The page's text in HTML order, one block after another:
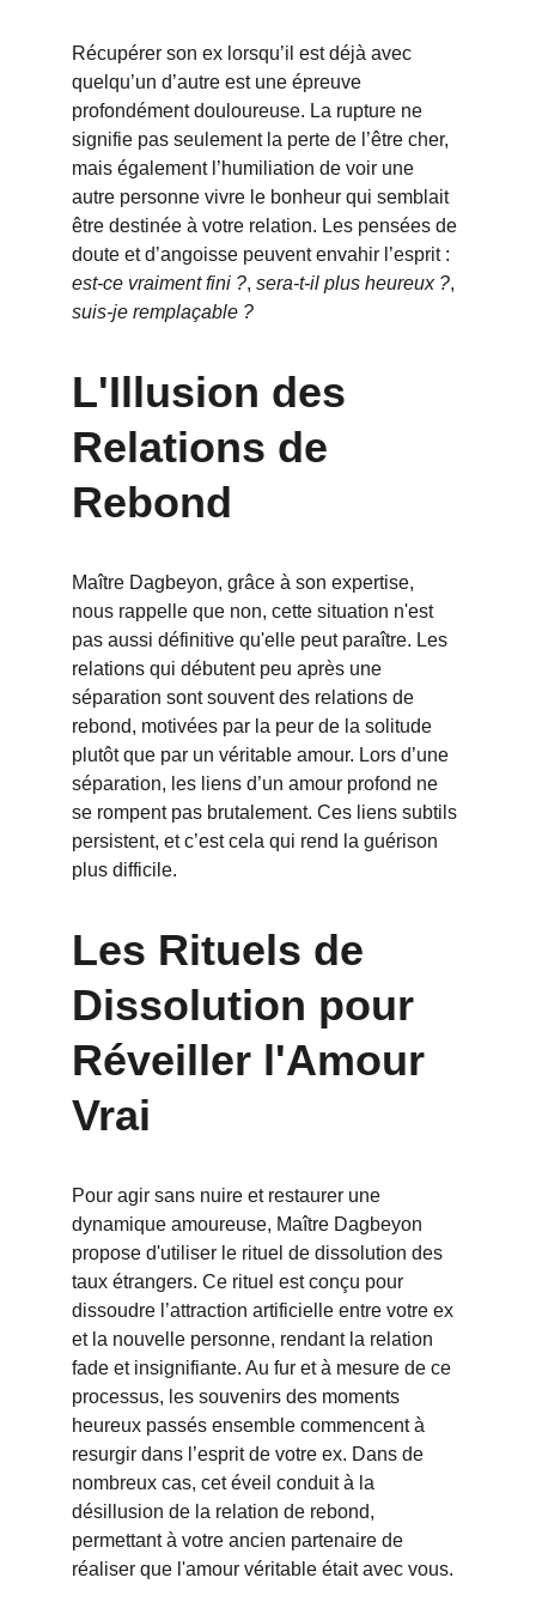
Récupérer son ex lorsqu’il est déjà avec
quelqu’un d’autre est une épreuve
profondément douloureuse. La rupture ne
signifie pas seulement la perte de l’être cher,
mais également l’humiliation de voir une
autre personne vivre le bonheur qui semblait
être destinée à votre relation. Les pensées de
doute et d’angoisse peuvent envahir l’esprit :
est-ce vraiment fini ?, sera-t-il plus heureux ?,
suis-je remplaçable ?
L'Illusion des
Relations de
Rebond
Maître Dagbeyon, grâce à son expertise,
nous rappelle que non, cette situation n'est
pas aussi définitive qu'elle peut paraître. Les
relations qui débutent peu après une
séparation sont souvent des relations de
rebond, motivées par la peur de la solitude
plutôt que par un véritable amour. Lors d’une
séparation, les liens d’un amour profond ne
se rompent pas brutalement. Ces liens subtils
persistent, et c’est cela qui rend la guérison
plus difficile.
Les Rituels de
Dissolution pour
Réveiller l'Amour
Vrai
Pour agir sans nuire et restaurer une
dynamique amoureuse, Maître Dagbeyon
propose d'utiliser le rituel de dissolution des
taux étrangers. Ce rituel est conçu pour
dissoudre l’attraction artificielle entre votre ex
et la nouvelle personne, rendant la relation
fade et insignifiante. Au fur et à mesure de ce
processus, les souvenirs des moments
heureux passés ensemble commencent à
resurgir dans l’esprit de votre ex. Dans de
nombreux cas, cet éveil conduit à la
désillusion de la relation de rebond,
permettant à votre ancien partenaire de
réaliser que l'amour véritable était avec vous.